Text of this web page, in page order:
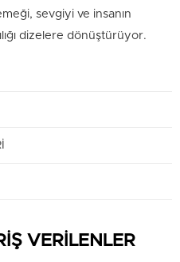
sevgiyi ve insanın
dizelere dönüştürüyor.
anıları ve tanıklıkları
VERİLENLER